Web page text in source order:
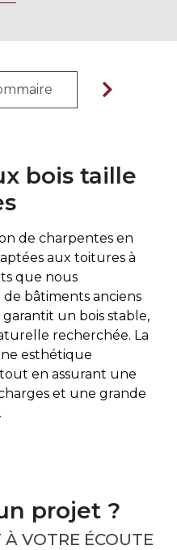
bois taille
de charpentes en
aux toitures à
que nous
bâtiments anciens
un bois stable,
recherchée. La
esthétique
en assurant une
et une grande
projet ?
VOTRE ÉCOUTE